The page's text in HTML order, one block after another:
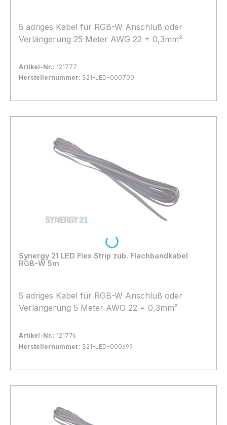
5 adriges Kabel für RGB-W Anschluß oder
Verlängerung 25 Meter AWG 22 = 0,3mm²
Artikel-Nr.: 121777
Herstellernummer: S21-LED-000700
In den Warenkorb
Synergy 21 LED Flex Strip zub. Flachbandkabel
RGB-W 5m
5 adriges Kabel für RGB-W Anschluß oder
Verlängerung 5 Meter AWG 22 = 0,3mm²
Artikel-Nr.: 121776
Herstellernummer: S21-LED-000699
In den Warenkorb
Loading...